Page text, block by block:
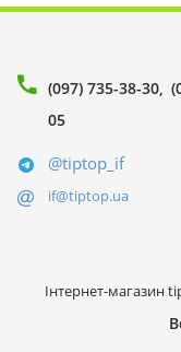
(097) 735-38-30
05
@tiptop_if
if@tiptop.ua
Інтернет-магазин